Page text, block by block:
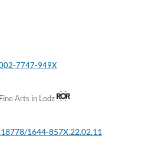
7747-949X
Arts in Lodz
1644-857X.22.02.11